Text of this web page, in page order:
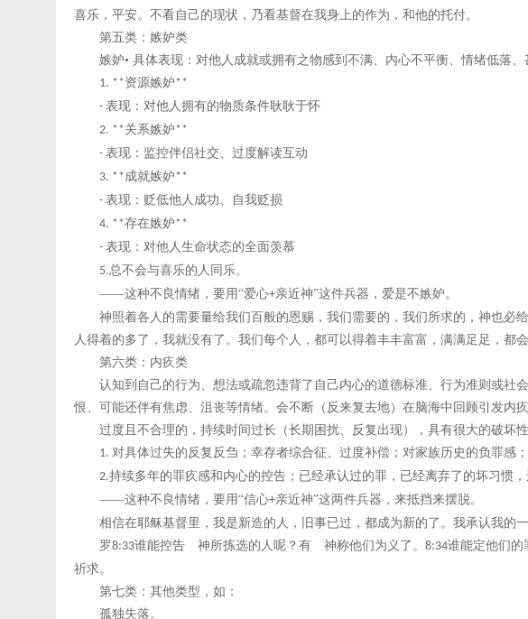
喜乐，平安。不看自己的现状，乃看基督在我身上的作为，和他的托付。
第五类：嫉妒类
嫉妒• 具体表现：对他人成就或拥有之物感到不满、内心不平衡、情绪低落、
1. **资源嫉妒**
- 表现：对他人拥有的物质条件耿耿于怀
2. **关系嫉妒**
- 表现：监控伴侣社交、过度解读互动
3. **成就嫉妒**
- 表现：贬低他人成功、自我贬损
4. **存在嫉妒**
- 表现：对他人生命状态的全面羡慕
5.总不会与喜乐的人同乐。
——这种不良情绪，要用“爱心+亲近神”这件兵器，爱是不嫉妒。
神照着各人的需要量给我们百般的恩赐，我们需要的，我们所求的，神也必
人得着的多了，我就没有了。我们每个人，都可以得着丰丰富富，满满足足，都
第六类：内疚类
认知到自己的行为、想法或疏忽违背了自己内心的道德标准、行为准则或
恨、可能还伴有焦虑、沮丧等情绪。会不断（反来复去地）在脑海中回顾引发内
过度且不合理的，持续时间过长（长期困扰、反复出现），具有很大的破坏
1. 对具体过失的反复反刍；幸存者综合征、过度补偿；对家族历史的负罪感
2.持续多年的罪疚感和内心的控告；已经承认过的罪，已经离弃了的坏习惯
——这种不良情绪，要用“信心+亲近神”这两件兵器，来抵挡来摆脱。
相信在耶稣基督里，我是新造的人，旧事已过，都成为新的了。我承认我的
罗8:33谁能控告 神所拣选的人呢？有 神称他们为义了。 8:34谁能定他们的
祈求。
第七类：其他类型，如：
孤独失落。